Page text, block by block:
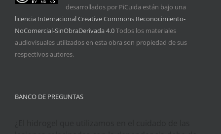
desarrollados por PiCuida están bajo una
licencia Internacional Creative Commons Reconocimiento-
NoComercial-SinObraDerivada 4.0Todos los materiales
audiovisuales utilizados en esta obra son propiedad de sus
respectivos autores.
BANCO DE PREGUNTAS